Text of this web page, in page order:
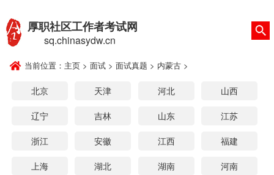
厚职社区工作者考试网
sq.chinasydw.cn
当前位置： 主页 > 面试 > 面试真题 > 内蒙古 >
北京 天津 河北 山西
辽宁 吉林 山东 江苏
浙江 安徽 江西 福建
上海 湖北 湖南 河南